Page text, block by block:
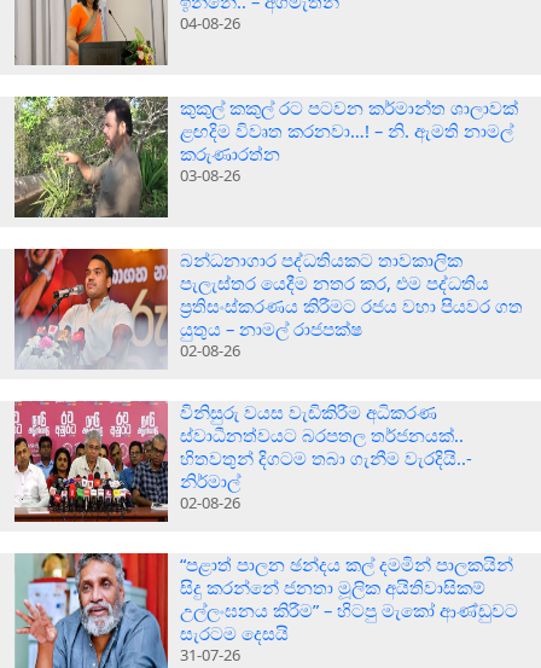
04-08-26
කුකුල් කකුල් රට පටවන කර්මාන්ත ශාලාවක්
ළඟදිම විවෘත කරනවා…! – නි. ඇමති නාමල්
කරුණාරත්න
03-08-26
බන්ධනාගාර පද්ධතියකට තාවකාලික
පැලැස්තර යෙදීම නතර කර, එම පද්ධතිය
ප්‍රතිසංස්කරණය කිරීමට රජය වහා පියවර ගත
යුතුය – නාමල් රාජපක්ෂ
02-08-26
විනිසුරු වයස වැඩිකිරීම අධිකරණ
ස්වාධීනත්වයට බරපතල තර්ජනයක්..
හිතවතුන් දිගටම තබා ගැනීම වැරදියි..-
නිර්මාල්
02-08-26
“පළාත් පාලන ඡන්දය කල් දමමින් පාලකයින්
සිදු කරන්නේ ජනතා මූලික අයිතිවාසිකම්
උල්ලංඝනය කිරීම” – හිටපු මැකෝ ආණ්ඩුවට
සැරටම දෙසයි
31-07-26